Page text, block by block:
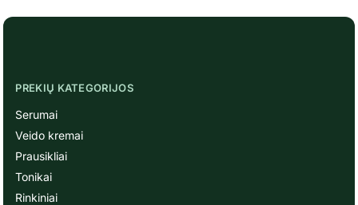
PREKIŲ KATEGORIJOS
Serumai
Veido kremai
Prausikliai
Tonikai
Rinkiniai